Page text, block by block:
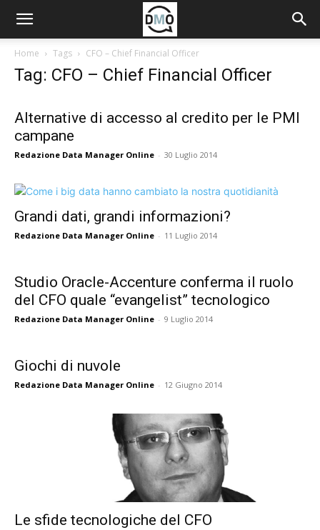
Home Tags CFO – Chief Financial Officer
Tag: CFO – Chief Financial Officer
Alternative di accesso al credito per le PMI
campane
Redazione Data Manager Online - 30 Luglio 2014
Grandi dati, grandi informazioni?
Redazione Data Manager Online - 11 Luglio 2014
Studio Oracle-Accenture conferma il ruolo
del CFO quale “evangelist” tecnologico
Redazione Data Manager Online - 9 Luglio 2014
Giochi di nuvole
Redazione Data Manager Online - 12 Giugno 2014
Le sfide tecnologiche del CFO